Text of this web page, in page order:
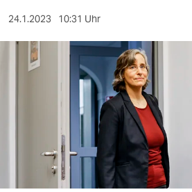
sport
berlin
24.1.2023 10:31 Uhr